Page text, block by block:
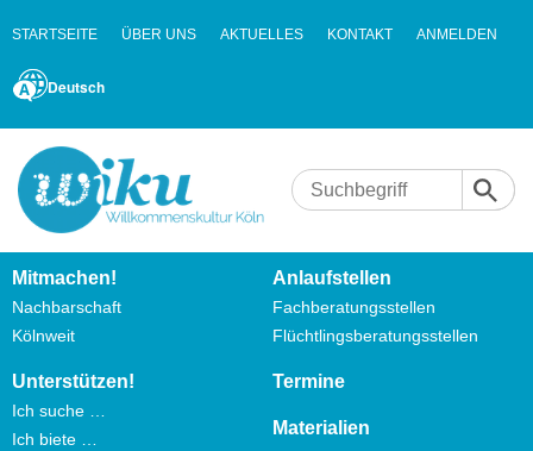
STARTSEITE ÜBER UNS AKTUELLES KONTAKT ANMELDEN
Deutsch
Mitmachen!
Nachbarschaft
Kölnweit
Anlaufstellen
Fachberatungsstellen
Flüchtlingsberatungsstellen
Unterstützen!
Ich suche …
Ich biete …
Termine
Materialien